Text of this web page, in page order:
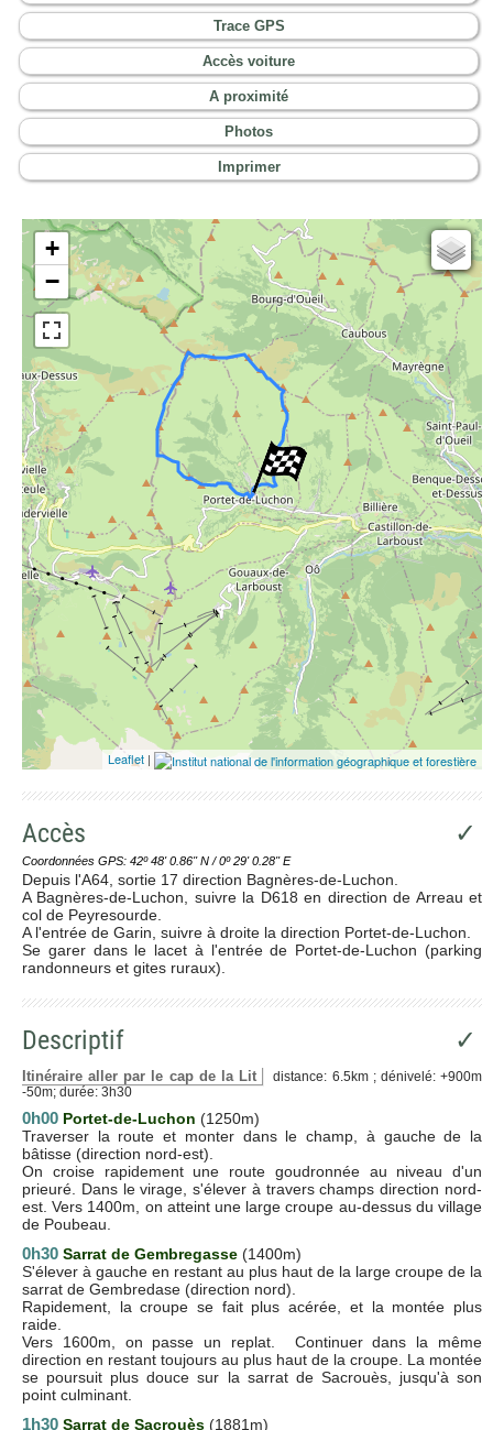
Trace GPS
Accès voiture
A proximité
Photos
Imprimer
+
−
Cartes IGN
Open Topo Map
Open Street Map
ESRI Word Imagery
Photographies aériennes
Leaflet |
Accès ✓
Coordonnées GPS: 42º 48' 0.86'' N / 0º 29' 0.28'' E
Depuis l'A64, sortie 17 direction Bagnères-de-Luchon.
A Bagnères-de-Luchon, suivre la D618 en direction de Arreau et
col de Peyresourde.
A l'entrée de Garin, suivre à droite la direction Portet-de-Luchon.
Se garer dans le lacet à l'entrée de Portet-de-Luchon (parking
randonneurs et gites ruraux).
Descriptif ✓
Itinéraire aller par le cap de la Lit
distance: 6.5km ; dénivelé: +900m
-50m; durée: 3h30
0h00 Portet-de-Luchon (1250m)
Traverser la route et monter dans le champ, à gauche de la
bâtisse (direction nord-est).
On croise rapidement une route goudronnée au niveau d'un
prieuré. Dans le virage, s'élever à travers champs direction nord-
est. Vers 1400m, on atteint une large croupe au-dessus du village
de Poubeau.
0h30 Sarrat de Gembregasse (1400m)
S'élever à gauche en restant au plus haut de la large croupe de la
sarrat de Gembredase (direction nord).
Rapidement, la croupe se fait plus acérée, et la montée plus
raide.
Vers 1600m, on passe un replat. Continuer dans la même
direction en restant toujours au plus haut de la croupe. La montée
se poursuit plus douce sur la sarrat de Sacrouès, jusqu'à son
point culminant.
1h30 Sarrat de Sacrouès (1881m)